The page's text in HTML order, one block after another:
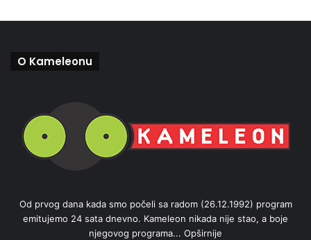
O Kameleonu
Od prvog dana kada smo počeli sa radom (26.12.1992) program
emitujemo 24 sata dnevno. Kameleon nikada nije stao, a boje
njegovog programa... Opširnije